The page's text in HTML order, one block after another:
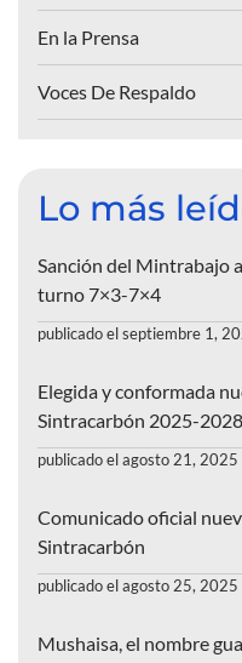
En la Prensa
Voces De Respaldo
Lo más
Sanción del Mintrabajo
turno 7×3-7×4
publicado el septiembre 1,
Elegida y conformada
Sintracarbón 2025-2028
publicado el agosto 21, 2025
Comunicado oficial
Sintracarbón
publicado el agosto 25, 2025
Mushaisa, el nombre